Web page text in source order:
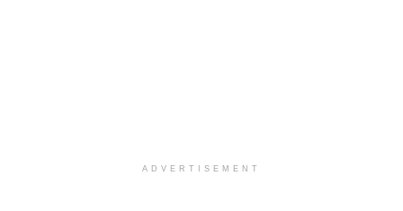
ADVERTISEMENT